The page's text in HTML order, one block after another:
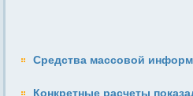
Средства массовой
Конкретные расчеты